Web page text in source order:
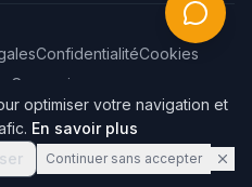
droits réservés.
ConfidentialitéCookies
Connexion
optimiser votre navigation et
En savoir plus
Continuer sans accepter